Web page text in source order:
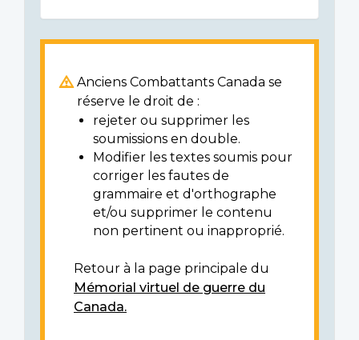
Anciens Combattants Canada se
réserve le droit de :
rejeter ou supprimer les
soumissions en double.
Modifier les textes soumis pour
corriger les fautes de
grammaire et d'orthographe
et/ou supprimer le contenu
non pertinent ou inapproprié.
Retour à la page principale du
Mémorial virtuel de guerre du
Canada.